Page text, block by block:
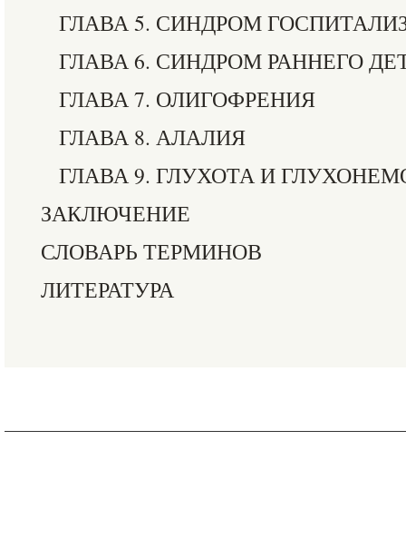
ГЛАВА 5. СИНДРОМ
ГЛАВА 6. СИНДРОМ РАННЕГО
ГЛАВА 7. ОЛИГОФРЕНИЯ
ГЛАВА 8. АЛАЛИЯ
ГЛАВА 9. ГЛУХОТА И
ЗАКЛЮЧЕНИЕ
СЛОВАРЬ ТЕРМИНОВ
ЛИТЕРАТУРА